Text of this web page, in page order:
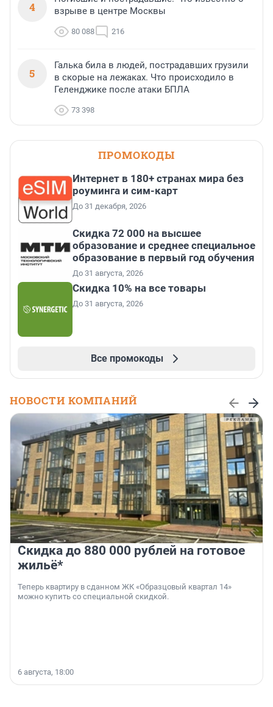
4
взрыве в центре Москвы
80 088 216
5
Галька била в людей, пострадавших грузили
в скорые на лежаках. Что происходило в
Геленджике после атаки БПЛА
73 398
ПРОМОКОДЫ
Интернет в 180+ странах мира без
роуминга и сим-карт
До 31 декабря, 2026
Скидка 72 000 на высшее
образование и среднее специальное
образование в первый год обучения
До 31 августа, 2026
Скидка 10% на все товары
До 31 августа, 2026
Все промокоды
НОВОСТИ КОМПАНИЙ
Скидка до 880 000 рублей на готовое
жильё*
Теперь квартиру в сданном ЖК «Образцовый квартал 14»
можно купить со специальной скидкой.
6 августа, 18:00